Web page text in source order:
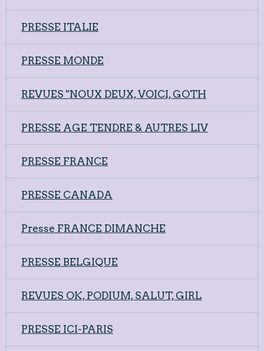
PRESSE ITALIE
PRESSE MONDE
REVUES "NOUX DEUX, VOICI, GOTH
PRESSE AGE TENDRE & AUTRES LIV
PRESSE FRANCE
PRESSE CANADA
Presse FRANCE DIMANCHE
PRESSE BELGIQUE
REVUES OK, PODIUM, SALUT, GIRL
PRESSE ICI-PARIS